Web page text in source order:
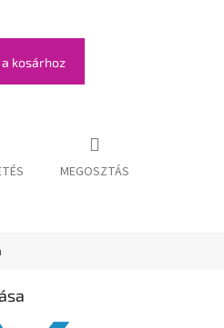
kosárhoz
MEGOSZTÁS